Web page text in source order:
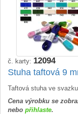
č. karty: 12094
Stuha taftová 9
Taftová stuha ve
Cena výrobku se
nebo přihlaste.